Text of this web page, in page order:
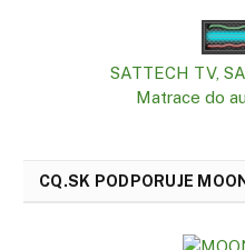
SATTECH TV,
Matrace do
CQ.SK PODPORUJE